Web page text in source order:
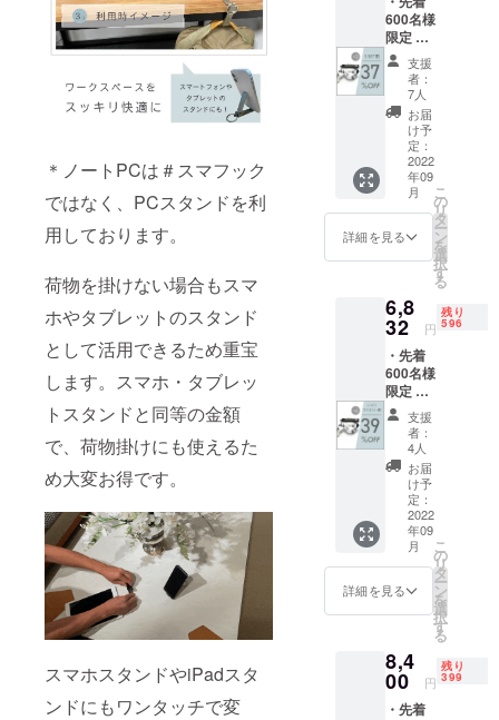
＊ノートPCは＃スマフック
ではなく、PCスタンドを利
用しております。
荷物を掛けない場合もスマ
ホやタブレットのスタンド
として活用できるため重宝
します。スマホ・タブレッ
トスタンドと同等の金額
で、荷物掛けにも使えるた
め大変お得です。
スマホスタンドやiPadスタ
ンドにもワンタッチで変
い。 ※
ご注文
状況、
使用部
材の供
給状
況、製
造工程
上の都
合等に
より出
荷時期
る場合
があり
可能性
もござ
いま
す。 ※
デザイ
ン・仕
様は変
更にな
る可能
性もご
ざいま
す。ご
了承く
ださ
使用部
材の供
給状
況、製
造工程
上の都
合等に
より出
荷時期
が遅れ
る場合
があり
ます。
ので
す。 ・
※価格は
消費税
込・送
料込で
す。 ※
色は4色
からお
選びい
ただけ
ます。
※皆様の
率が向
上した
場合、
正規販
売価格
が販売
予定価
格より
下がる
可能性
もござ
いま
す。 ※
デザイ
ン・仕
様は変
更にな
す。ご
了承く
ださ
い。 ※
600名様
限定 ・
smarth
ook #ス
マフッ
ク × 3点
・一般
販売予
定価
格：
8,400円
(税込)
・割引
率は税
込予定
格
(8,400
円)に対
するも
ので
す。 ・
※価格は
消費税
込・送
料込で
す。 ※
色は4色
からお
選びい
ただけ
ます。
※皆様の
率が向
上した
場合、
正規販
支援
者：
7人
お届
け予
定：
2022
年09
月
詳細を見る
こ
の
リ
タ
ー
ン
を
選
択
す
る
6,8
32 円
残り
596
・先着
600名様
限定 ・
smarth
ook #ス
マフッ
ク ×4点
・一般
販売予
定価
格：
11,200
円(税込)
・割引
率は税
込予定
格
(11,200
円)に対
するも
支援
者：
4人
お届
け予
定：
2022
年09
月
詳細を見る
こ
の
リ
タ
ー
ン
を
選
択
す
る
8,4
00 円
残り
399
・先着